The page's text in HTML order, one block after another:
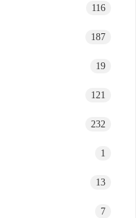
116
187
19
121
232
1
13
7